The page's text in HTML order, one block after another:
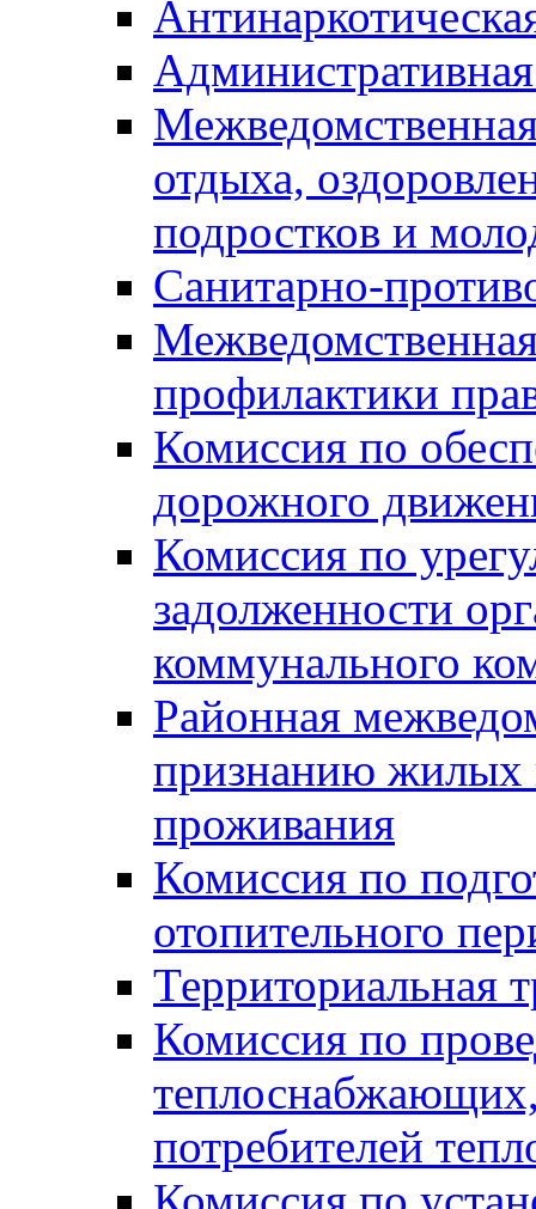
отдыха,
подростков и
Санитарно-
профилактики
Комиссия по
дорожного
Комиссия по
задолженности
коммунального
Районная
признанию жилых
проживания
Комиссия по
отопительного
Территориальная
Комиссия по
потребителей